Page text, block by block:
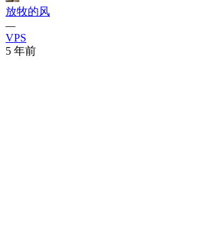
放牧的风
—
VPS
5 年前